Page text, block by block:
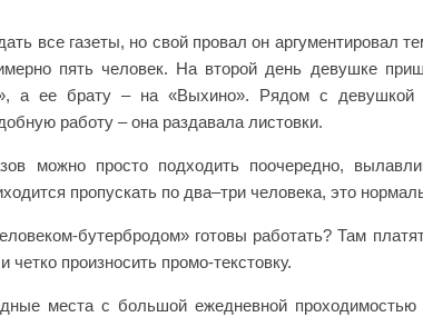
все газеты, но свой провал он аргументировал
пять человек. На второй день девушке
а ее брату – на «Выхино». Рядом с
работу – она раздавала листовки.
можно просто подходить поочередно,
пропускать по два–три человека, это
бутербродом» готовы работать? Там
произносить промо-текстовку.
места с большой ежедневной